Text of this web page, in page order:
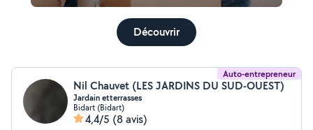
Découvrir
Auto-entrepreneur
Nil Chauvet (LES JARDINS DU SUD-OUEST)
Jardain etterrasses
Bidart (Bidart)
4,4/5 (8 avis)